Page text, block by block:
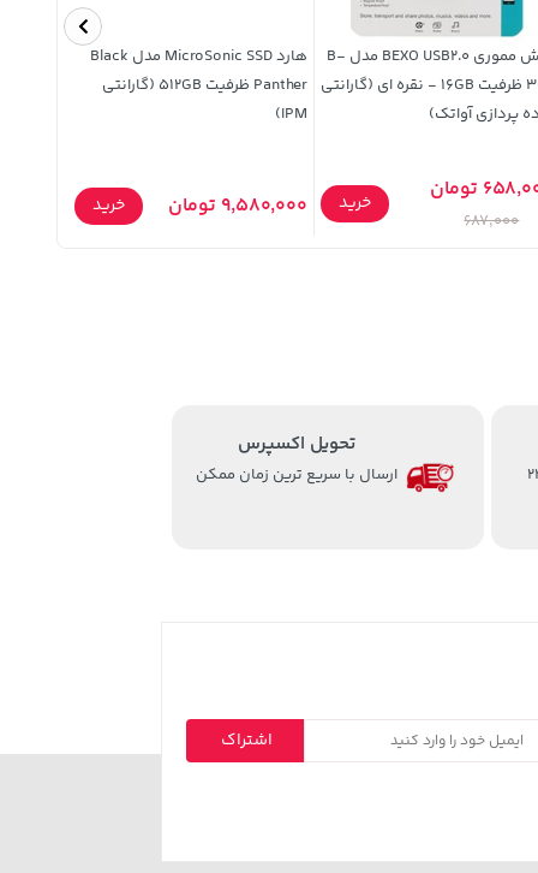
فلش مموری BEXO USB2.0 مدل B-
309 ظرفیت 16GB - نقره ای (گارانتی
پردازی آواتک)
تومان
687,000
خرید
هارد MicroSonic SSD مدل Black
Panther ظرفیت 512GB (گارانتی
IPM)
9,580,000 تومان خرید
8 الی 24
تحویل اکسپرس
ارسال با سریع ترین زمان ممکن
اشتراک